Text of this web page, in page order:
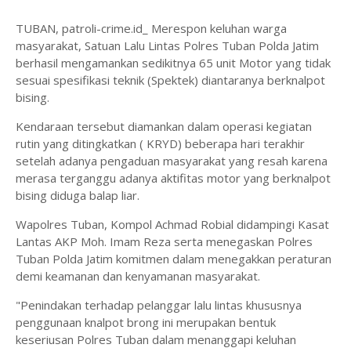
TUBAN, patroli-crime.id_ Merespon keluhan warga
masyarakat, Satuan Lalu Lintas Polres Tuban Polda Jatim
berhasil mengamankan sedikitnya 65 unit Motor yang tidak
sesuai spesifikasi teknik (Spektek) diantaranya berknalpot
bising.
Kendaraan tersebut diamankan dalam operasi kegiatan
rutin yang ditingkatkan ( KRYD) beberapa hari terakhir
setelah adanya pengaduan masyarakat yang resah karena
merasa terganggu adanya aktifitas motor yang berknalpot
bising diduga balap liar.
Wapolres Tuban, Kompol Achmad Robial didampingi Kasat
Lantas AKP Moh. Imam Reza serta menegaskan Polres
Tuban Polda Jatim komitmen dalam menegakkan peraturan
demi keamanan dan kenyamanan masyarakat.
"Penindakan terhadap pelanggar lalu lintas khususnya
penggunaan knalpot brong ini merupakan bentuk
keseriusan Polres Tuban dalam menanggapi keluhan